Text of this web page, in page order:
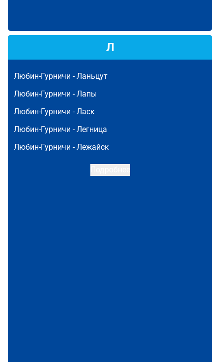
Л
Любин-Гурничи -Ланьцут
Любин-Гурничи -Лапы
Любин-Гурничи -Ласк
Любин-Гурничи -Легница
Любин-Гурничи -Лежайск